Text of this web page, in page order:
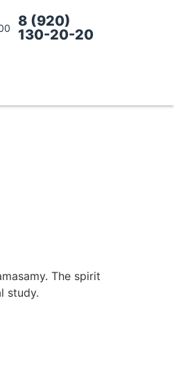
8 (920)
130-20-20
The spirit
study.